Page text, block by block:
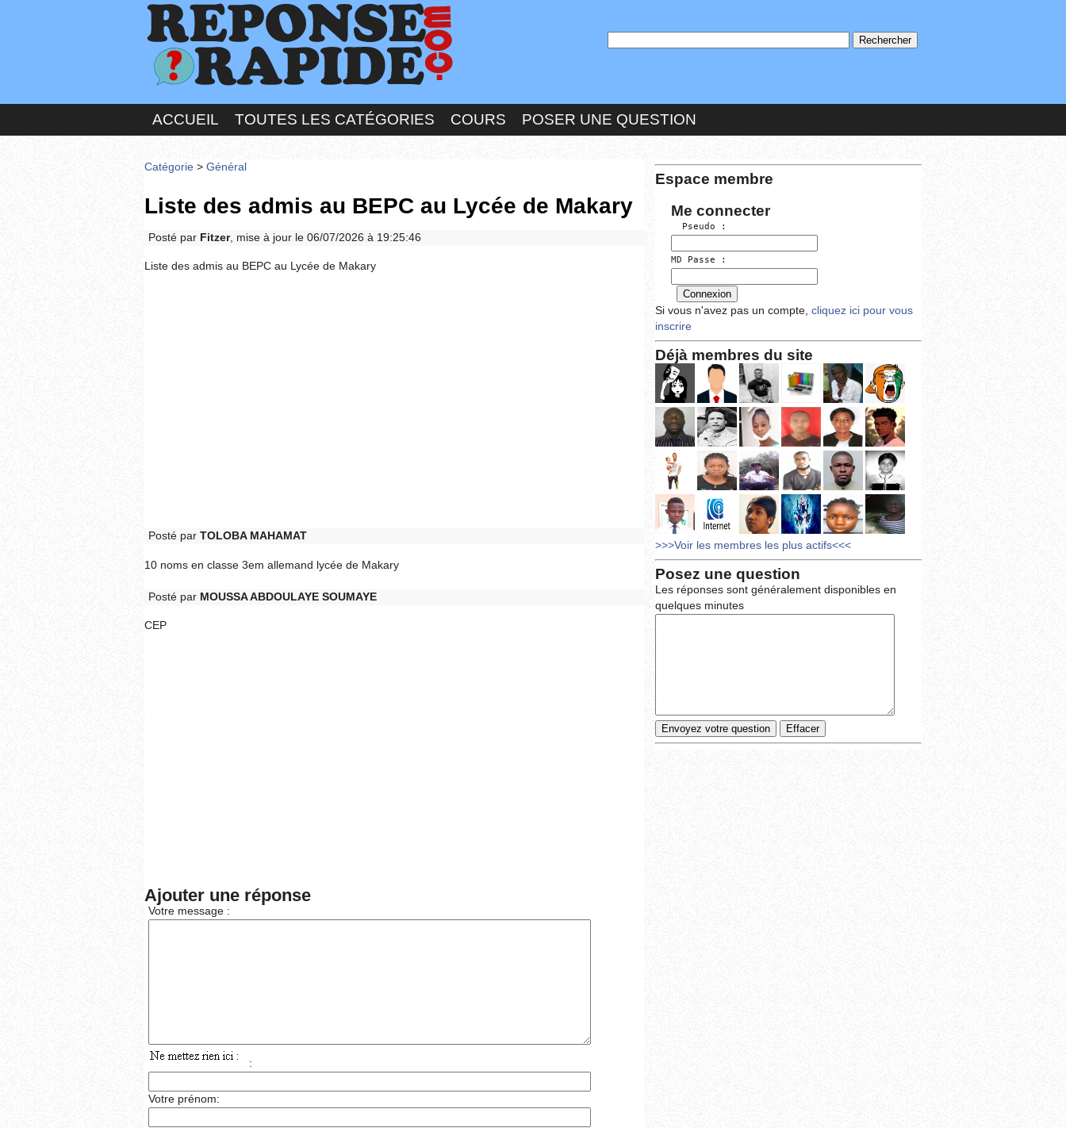
ACCUEIL TOUTES LES CATÉGORIES COURS POSER UNE QUESTION
Catégorie > Général
Liste des admis au BEPC au Lycée de Makary
Posté par Fitzer, mise à jour le 06/07/2026 à 19:25:46
Liste des admis au BEPC au Lycée de Makary
Posté par TOLOBA MAHAMAT
10 noms en classe 3em allemand lycée de Makary
Posté par MOUSSA ABDOULAYE SOUMAYE
CEP
Ajouter une réponse
Votre message :
:
Votre prénom:
Espace membre
Me connecter
  Pseudo :
MD Passe :
Si vous n'avez pas un compte, cliquez ici pour vous
inscrire
Déjà membres du site
>>>Voir les membres les plus actifs<<<
Posez une question
Les réponses sont généralement disponibles en
quelques minutes